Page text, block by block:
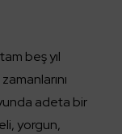
beş yıl
adeta bir
yorgun,